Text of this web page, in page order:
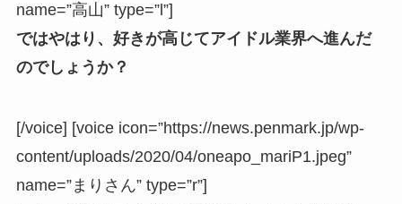
name=”高山” type=”l”]
ではやはり、好きが高じてアイドル業界へ進んだ
のでしょうか？
[/voice] [voice icon=”https://news.penmark.jp/wp-
content/uploads/2020/04/oneapo_mariP1.jpeg”
name=”まりさん” type=”r”]